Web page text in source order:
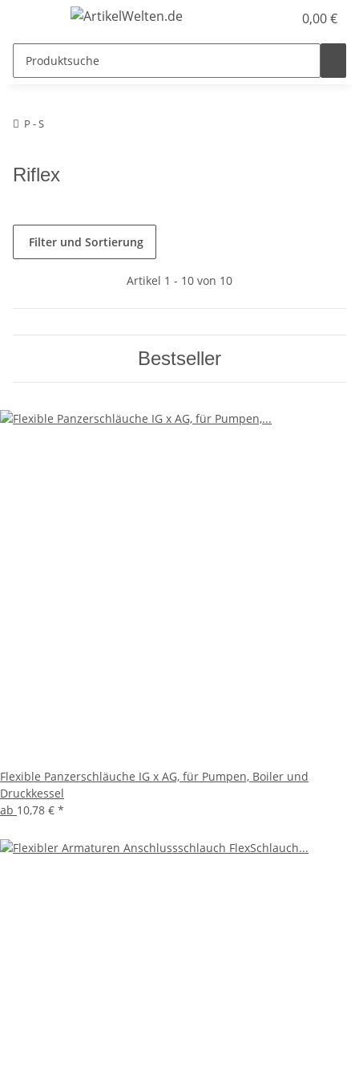
0,00 €
P - S
Riflex
Filter und Sortierung
Artikel 1 - 10 von 10
Bestseller
Flexible Panzerschläuche IG x AG, für Pumpen, Boiler und
Druckkessel
ab 10,78 € *